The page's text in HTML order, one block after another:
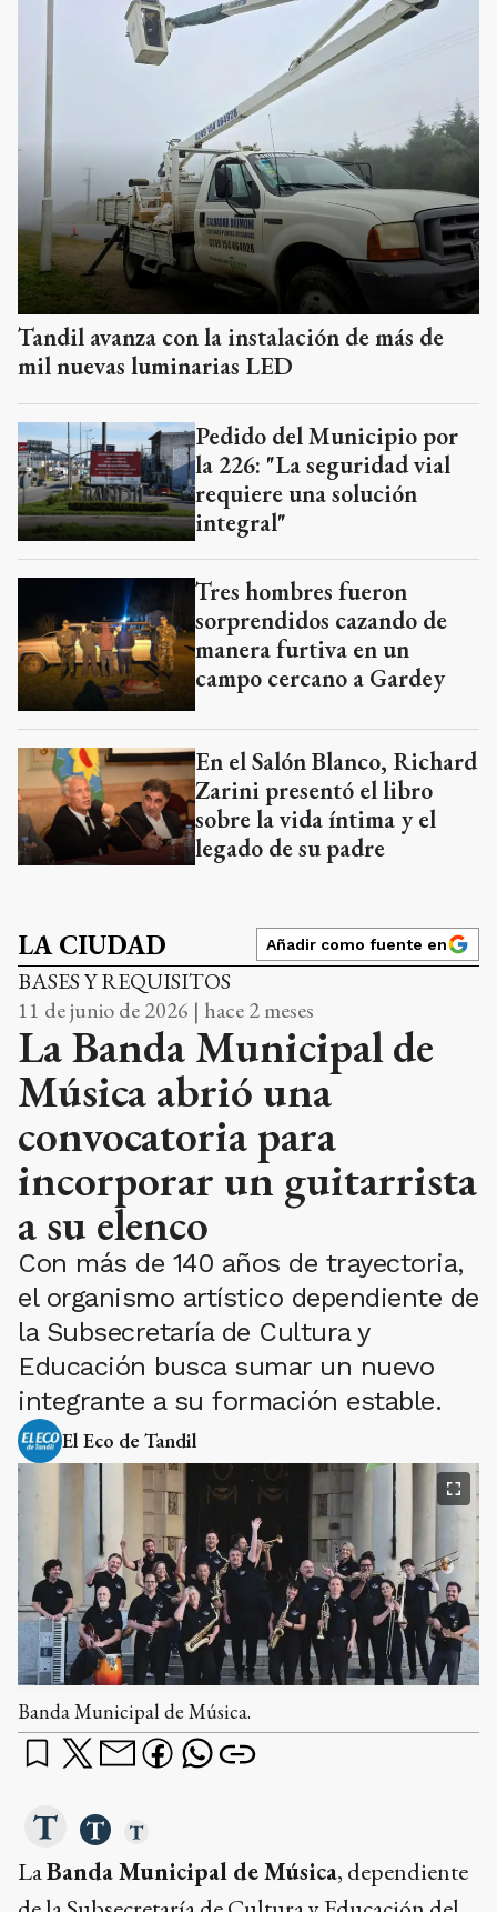
Tandil avanza con la instalación de más de
mil nuevas luminarias LED
Pedido del Municipio por
la 226: "La seguridad vial
requiere una solución
integral"
Tres hombres fueron
sorprendidos cazando de
manera furtiva en un
campo cercano a Gardey
En el Salón Blanco, Richard
Zarini presentó el libro
sobre la vida íntima y el
legado de su padre
LA CIUDAD Añadir como fuente en
BASES Y REQUISITOS
11 de junio de 2026 | hace 2 meses
La Banda Municipal de
Música abrió una
convocatoria para
incorporar un guitarrista
a su elenco
Con más de 140 años de trayectoria,
el organismo artístico dependiente de
la Subsecretaría de Cultura y
Educación busca sumar un nuevo
integrante a su formación estable.
El Eco de Tandil
Banda Municipal de Música.
LaBanda Municipal de Música, dependiente